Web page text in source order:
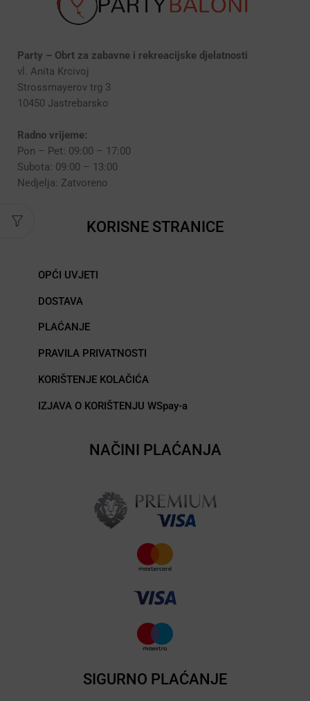
Party – Obrt za zabavne i rekreacijske djelatnosti
vl. Anita Krcivoj
Strossmayerov trg 3
10450 Jastrebarsko
Radno vrijeme:
Pon – Pet: 09:00 – 17:00
Subota: 09:00 – 13:00
Nedjelja: Zatvoreno
KORISNE STRANICE
OPĆI UVJETI
DOSTAVA
PLAĆANJE
PRAVILA PRIVATNOSTI
KORIŠTENJE KOLAČIĆA
IZJAVA O KORIŠTENJU WSpay-a
NAČINI PLAĆANJA
SIGURNO PLAĆANJE